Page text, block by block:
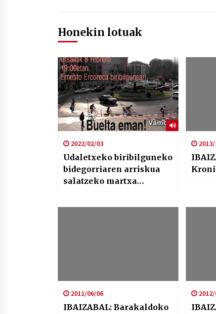
Honekin lotuak
2022/02/03
Udaletxeko biribilguneko
bidegorriaren arriskua
salatzeko martxa
elkarteak
2013/
2011/06/06
IBAIZABAL: Barakaldoko
2012/